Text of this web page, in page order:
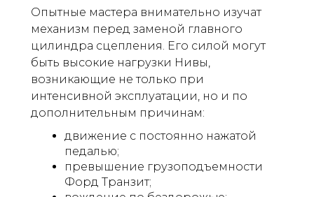
Опытные мастера внимательно изучат
механизм перед заменой главного
цилиндра сцепления. Его силой могут
быть высокие нагрузки Нивы,
возникающие не только при
интенсивной эксплуатации, но и по
дополнительным причинам:
движение с постоянно нажатой
педалью;
превышение грузоподъемности
Форд Транзит;